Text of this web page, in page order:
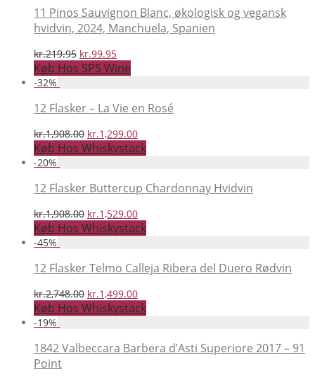
kr.239.95.kr.99.95.
11 Pinos Sauvignon Blanc, økologisk og vegansk
hvidvin, 2024, Manchuela, Spanien
kr.219.95 Den
oprindelige
pris
kr.219.95.
kr.99.95Den
aktuelle
pris
kr.99.95.
Køb Hos SPS Wine
-32%
12 Flasker – La Vie en Rosé
kr.1,908.00 Den
oprindelige
pris
kr.1,908.00.
kr.1,299.00Den
aktuelle
pris
kr.1,299.00.
Køb Hos Whiskystack
-20%
12 Flasker Buttercup Chardonnay Hvidvin
kr.1,908.00 Den
oprindelige
pris
kr.1,908.00.
kr.1,529.00Den
aktuelle
pris
kr.1,529.00.
Køb Hos Whiskystack
-45%
12 Flasker Telmo Calleja Ribera del Duero Rødvin
kr.2,748.00 Den
oprindelige
pris
kr.2,748.00.
kr.1,499.00Den
aktuelle
pris
kr.1,499.00.
Køb Hos Whiskystack
-19%
1842 Valbeccara Barbera d’Asti Superiore 2017 – 91
Point